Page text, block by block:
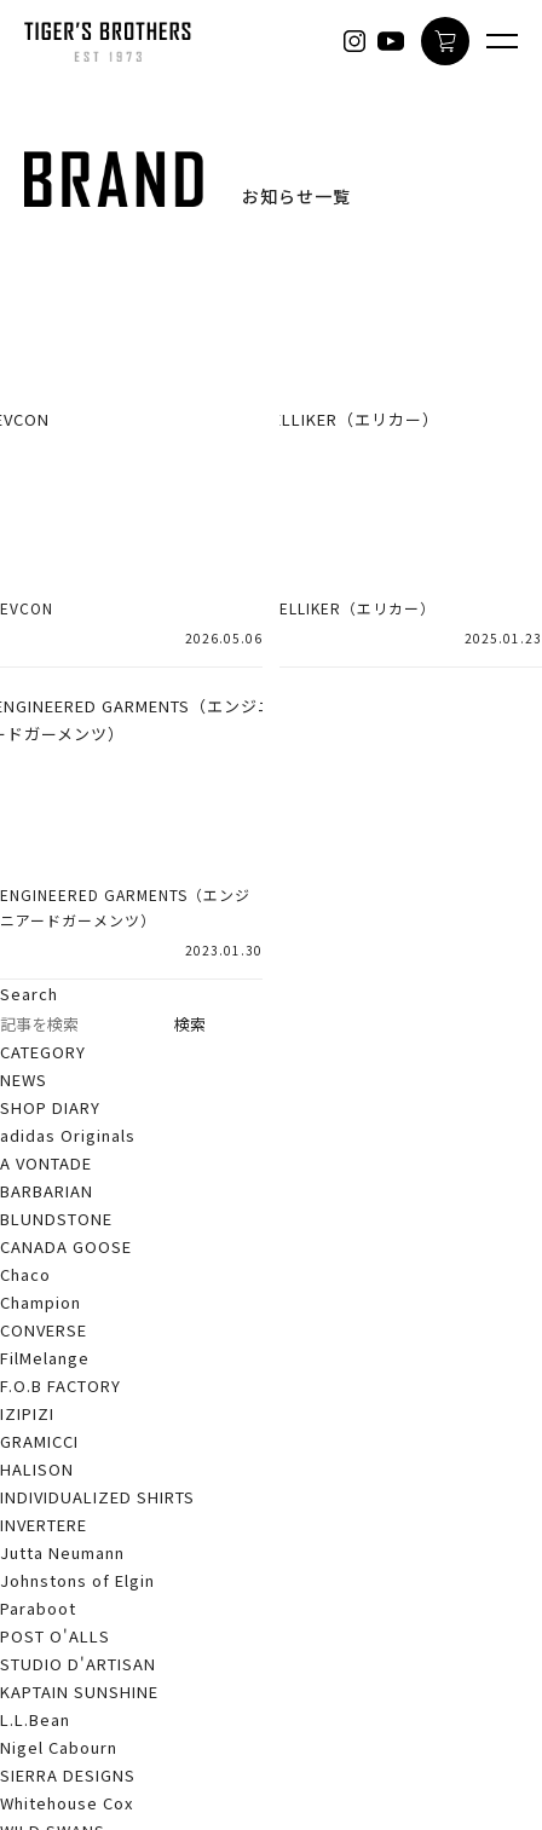
お知らせ一覧
EVCON
2026.05.06
ELLIKER（エリカー）
2025.01.23
ENGINEERED GARMENTS（エンジ
ニアードガーメンツ）
2023.01.30
Search
CATEGORY
NEWS
SHOP DIARY
adidas Originals
A VONTADE
BARBARIAN
BLUNDSTONE
CANADA GOOSE
Chaco
Champion
CONVERSE
FilMelange
F.O.B FACTORY
IZIPIZI
GRAMICCI
HALISON
INDIVIDUALIZED SHIRTS
INVERTERE
Jutta Neumann
Johnstons of Elgin
Paraboot
POST O'ALLS
STUDIO D'ARTISAN
KAPTAIN SUNSHINE
L.L.Bean
Nigel Cabourn
SIERRA DESIGNS
Whitehouse Cox